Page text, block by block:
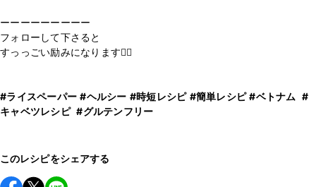
ーーーーーーーーー
フォローして下さると
すっっごい励みになります🙇‍♀️
#ライスペーパー #ヘルシー #時短レシピ #簡単レシピ #ベトナム #
キャベツレシピ #グルテンフリー
このレシピをシェアする